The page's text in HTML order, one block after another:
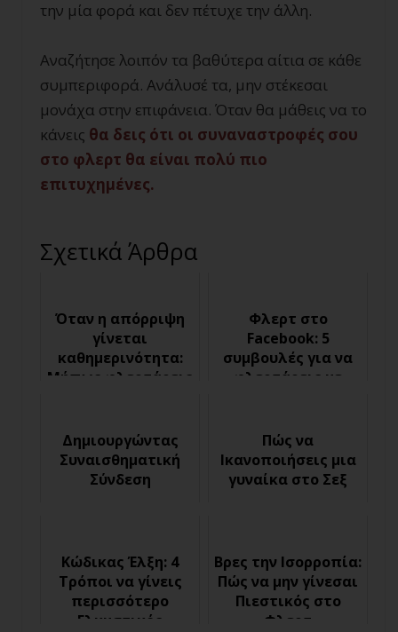
την μία φορά και δεν πέτυχε την άλλη.
Αναζήτησε λοιπόν τα βαθύτερα αίτια σε κάθε
συμπεριφορά. Ανάλυσέ τα, μην στέκεσαι
μονάχα στην επιφάνεια. Όταν θα μάθεις να το
κάνεις θα δεις ότι οι συναναστροφές σου
στο φλερτ θα είναι πολύ πιο
επιτυχημένες.
Σχετικά Άρθρα
Όταν η απόρριψη
γίνεται
καθημερινότητα:
Μήπως φλερτάρεις
Φλερτ στο
Facebook: 5
συμβουλές για να
φλερτάρεις με
Δημιουργώντας
Συναισθηματική
Σύνδεση
Πώς να
Ικανοποιήσεις μια
γυναίκα στο Σεξ
Κώδικας Έλξη: 4
Τρόποι να γίνεις
περισσότερο
Ελκυστικός
Βρες την Ισορροπία:
Πώς να μην γίνεσαι
Πιεστικός στο
Φλερτ